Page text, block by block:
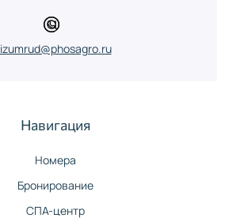
izumrud@phosagro.ru
Навигация
Номера
Бронирование
СПА-центр